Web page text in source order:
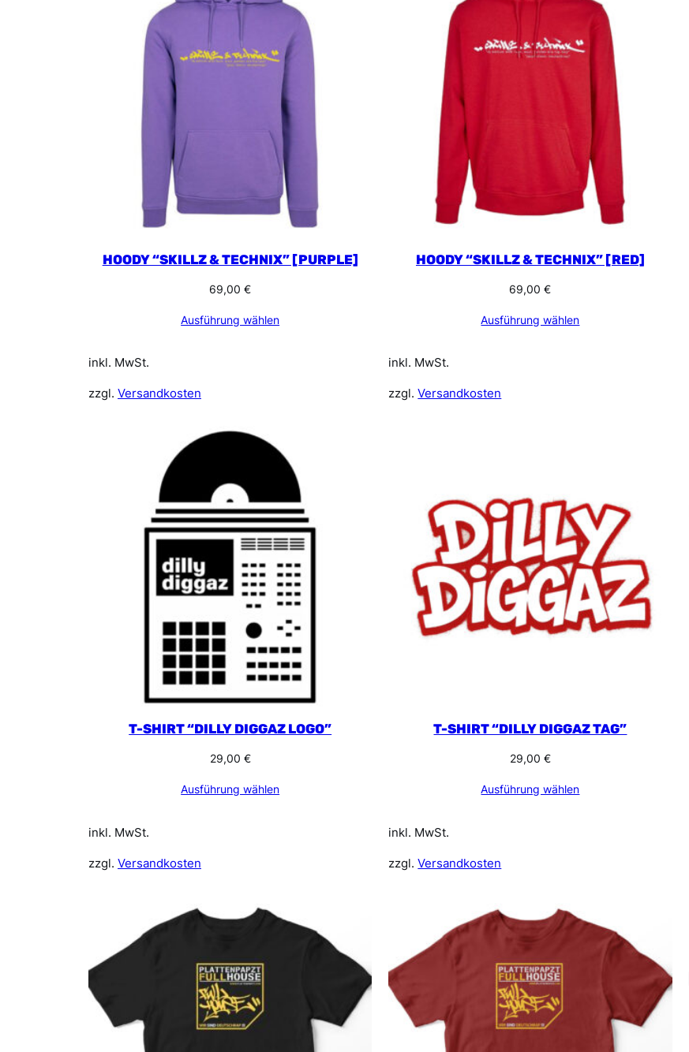
HOODY “SKILLZ & TECHNIX” [PURPLE]
69,00€
Ausführung wählen
inkl. MwSt.
zzgl. Versandkosten
HOODY “SKILLZ & TECHNIX” [RED]
69,00€
Ausführung wählen
inkl. MwSt.
zzgl.Versandkosten
T-SHIRT “DILLY DIGGAZ LOGO”
29,00 €
Ausführung wählen
inkl. MwSt.
zzgl. Versandkosten
T-SHIRT “DILLY DIGGAZ TAG”
29,00 €
Ausführung wählen
inkl. MwSt.
zzgl.Versandkosten